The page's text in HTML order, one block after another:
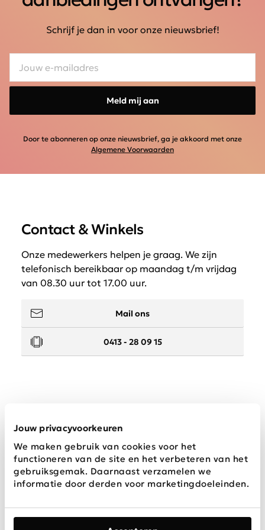
Jouw privacyvoorkeuren
We maken gebruik van cookies voor het
functioneren van de site en het verbeteren van het
gebruiksgemak. Daarnaast verzamelen we
informatie door derden voor marketingdoeleinden.
Schrijf je dan in voor onze nieuwsbrief!
Meld mij aan
Door te abonneren op onze nieuwsbrief, ga je akkoord met onze
Algemene Voorwaarden
Contact & Winkels
Onze medewerkers helpen je graag. We zijn
telefonisch bereikbaar op maandag t/m vrijdag
van 08.30 uur tot 17.00 uur.
Mail ons
0413 - 28 09 15
Wij zijn Schijvens mode